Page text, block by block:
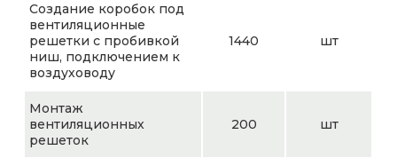
Создание коробок под
вентиляционные
решетки с пробивкой
ниш, подключением к
воздуховоду
1440 шт
Монтаж
вентиляционных
решеток
200 шт